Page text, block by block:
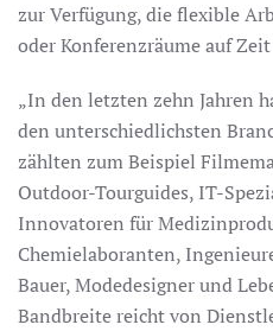
zur Verfügung, die flexible
oder Konferenzräume auf
„In den letzten zehn Jahren
den unterschiedlichsten
zählten zum Beispiel
Outdoor-Tourguides, IT-
Innovatoren für
Chemielaboranten,
Bauer, Modedesigner und
Bandbreite reicht von